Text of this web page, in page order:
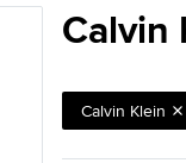
Calvin
Calvin Klein